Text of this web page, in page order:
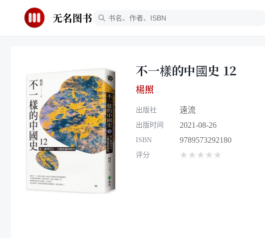
无名图书
不一樣的中國史 12
楊照
出版社 遠流
出版时间 2021-08-26
ISBN 9789573292180
评分 ★★★★★